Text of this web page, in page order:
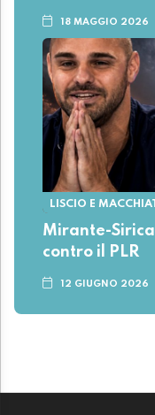
18 MAGGIO 2026
LISCIO E
Mirante-
contro il PLR
12 GIUGNO 2026